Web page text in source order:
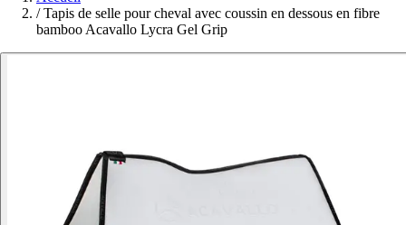
/ Tapis de selle pour cheval avec coussin en dessous en fibre
bamboo Acavallo Lycra Gel Grip